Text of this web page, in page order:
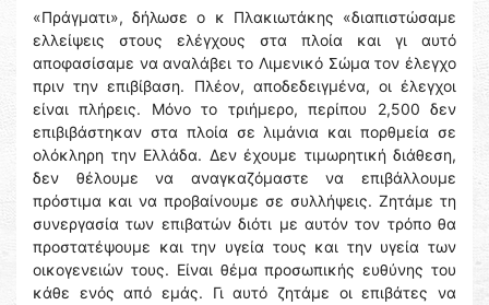
«Πράγματι», δήλωσε ο κ Πλακιωτάκης «διαπιστώσαμε
ελλείψεις στους ελέγχους στα πλοία και γι αυτό
αποφασίσαμε να αναλάβει το Λιμενικό Σώμα τον έλεγχο
πριν την επιβίβαση. Πλέον, αποδεδειγμένα, οι έλεγχοι
είναι πλήρεις. Μόνο το τριήμερο, περίπου 2,500 δεν
επιβιβάστηκαν στα πλοία σε λιμάνια και πορθμεία σε
ολόκληρη την Ελλάδα. Δεν έχουμε τιμωρητική διάθεση,
δεν θέλουμε να αναγκαζόμαστε να επιβάλλουμε
πρόστιμα και να προβαίνουμε σε συλλήψεις. Ζητάμε τη
συνεργασία των επιβατών διότι με αυτόν τον τρόπο θα
προστατέψουμε και την υγεία τους και την υγεία των
οικογενειών τους. Είναι θέμα προσωπικής ευθύνης του
κάθε ενός από εμάς. Γι αυτό ζητάμε οι επιβάτες να